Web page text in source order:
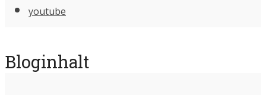
youtube
Bloginhalt